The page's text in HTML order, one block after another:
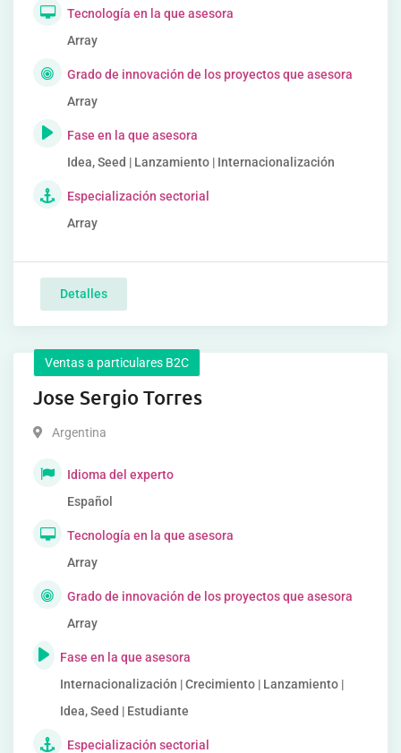
Tecnología en la que asesora
Array
Grado de innovación de los proyectos que asesora
Array
Fase en la que asesora
Idea, Seed | Lanzamiento | Internacionalización
Especialización sectorial
Array
Detalles
Ventas a particulares B2C
Jose Sergio Torres
Argentina
Idioma del experto
Español
Tecnología en la que asesora
Array
Grado de innovación de los proyectos que asesora
Array
Fase en la que asesora
Internacionalización | Crecimiento | Lanzamiento |
Idea, Seed | Estudiante
Especialización sectorial